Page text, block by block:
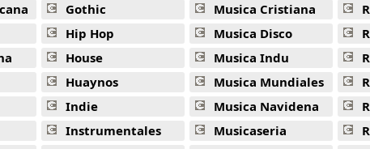
Gothic
Hip Hop
House
Huaynos
Indie
Instrumentales
Musica Cristiana
Musica Disco
Musica Indu
Musica Mundiales
Musica Navidena
Musicaseria